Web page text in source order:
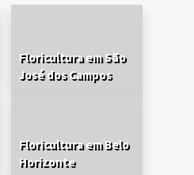
Floricultura em São
José dos Campos
Floricultura em Belo
Horizonte